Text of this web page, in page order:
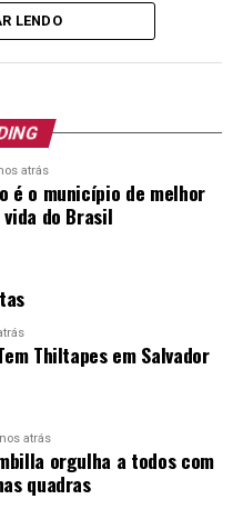
no art. 37, IX da
229, inciso VI, da Lei
conforme segue:
Carga
Semanal
Junho/
o
do
por dia efetivamente
LENDO
atrás
é o município de melhor
do Brasil
Thiltapes em Salvador
atrás
orgulha a todos com
quadras